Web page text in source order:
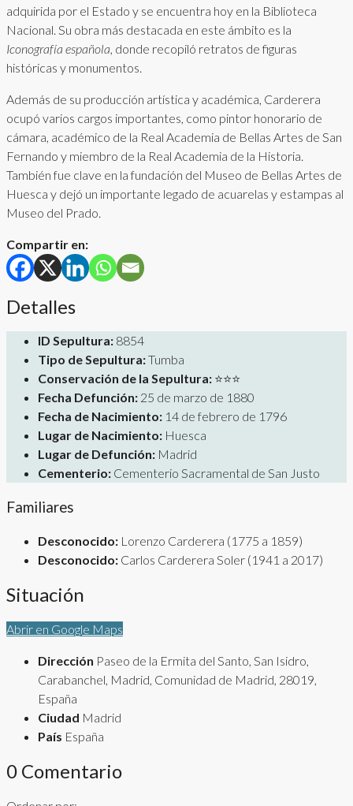
adquirida por el Estado y se encuentra hoy en la Biblioteca
Nacional. Su obra más destacada en este ámbito es la
Iconografía española , donde recopiló retratos de figuras
históricas y monumentos.
Además de su producción artística y académica, Carderera
ocupó varios cargos importantes, como pintor honorario de
cámara, académico de la Real Academia de Bellas Artes de San
Fernando y miembro de la Real Academia de la Historia.
También fue clave en la fundación del Museo de Bellas Artes de
Huesca y dejó un importante legado de acuarelas y estampas al
Museo del Prado.
Compartir en:
Detalles
ID Sepultura: 8854
Tipo de Sepultura:Tumba
Conservación de la Sepultura: ⭐⭐⭐
Fecha Defunción: 25 de marzo de 1880
Fecha de Nacimiento: 14 de febrero de 1796
Lugar de Nacimiento: Huesca
Lugar de Defunción: Madrid
Cementerio: Cementerio Sacramental de San Justo
Familiares
Desconocido: Lorenzo Carderera (1775 a 1859)
Desconocido: Carlos Carderera Soler (1941 a 2017)
Situación
Abrir en Google Maps
Dirección Paseo de la Ermita del Santo, San Isidro,
Carabanchel, Madrid, Comunidad de Madrid, 28019,
España
Ciudad Madrid
País España
0 Comentario